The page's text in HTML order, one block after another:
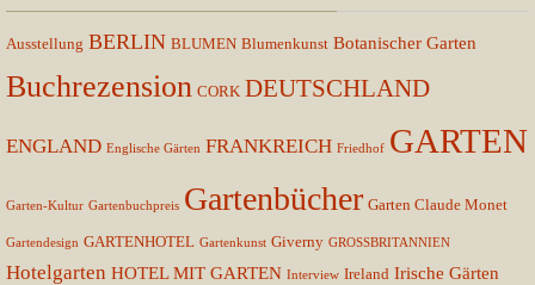
Ausstellung BERLIN BLUMEN Blumenkunst Botanischer Garten
Buchrezension CORK DEUTSCHLAND
ENGLAND Englische Gärten FRANKREICH Friedhof GARTEN
Garten-Kultur Gartenbuchpreis Gartenbücher Garten Claude Monet
Gartendesign GARTENHOTEL Gartenkunst Giverny GROSSBRITANNIEN
Hotelgarten HOTEL MIT GARTEN Interview Ireland Irische Gärten